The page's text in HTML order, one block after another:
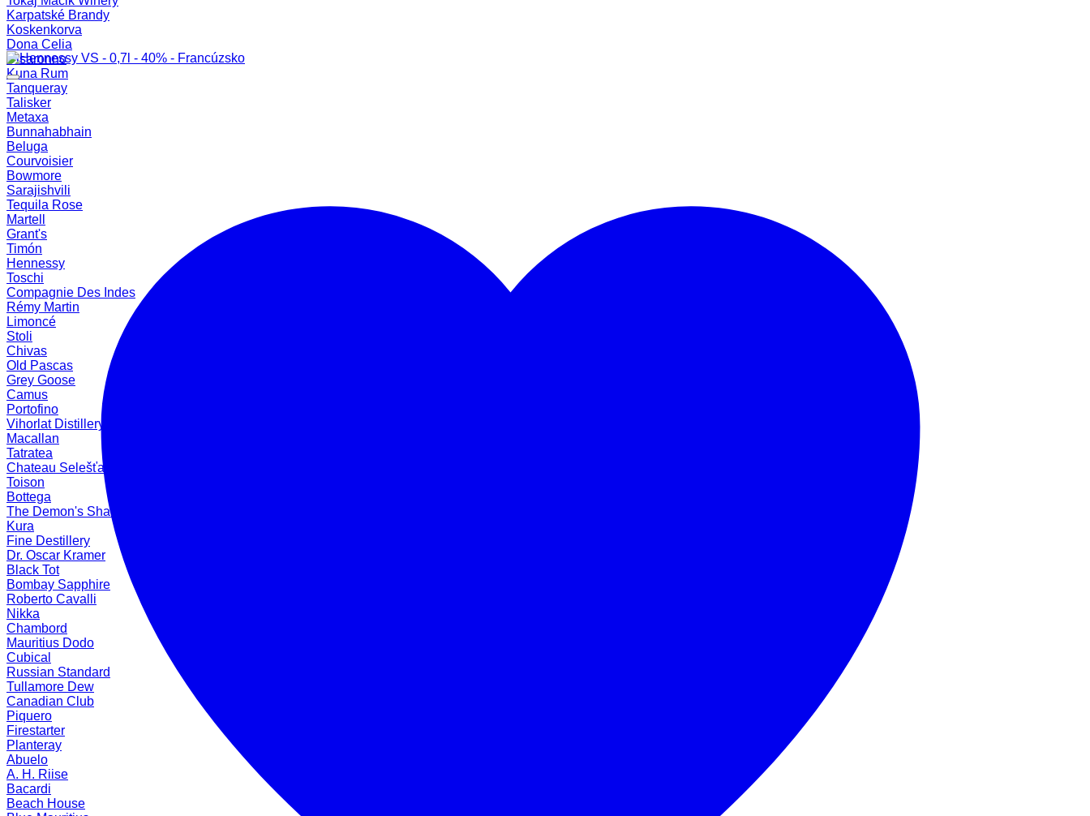
Karpatské Brandy
Koskenkorva
Dona Celia
Disaronno
Kuna Rum
Tanqueray
Talisker
Metaxa
Bunnahabhain
Beluga
Courvoisier
Bowmore
Sarajishvili
Tequila Rose
Martell
Grant's
Timón
Hennessy
Toschi
Compagnie Des Indes
Rémy Martin
Limoncé
Stoli
Chivas
Old Pascas
Grey Goose
Camus
Portofino
Vihorlat Distillery
Macallan
Tatratea
Chateau Selešťany
Toison
Bottega
The Demon's Share
Kura
Fine Destillery
Dr. Oscar Kramer
Black Tot
Bombay Sapphire
Roberto Cavalli
Nikka
Chambord
Mauritius Dodo
Cubical
Russian Standard
Tullamore Dew
Canadian Club
Piquero
Firestarter
Planteray
Abuelo
A. H. Riise
Bacardi
Beach House